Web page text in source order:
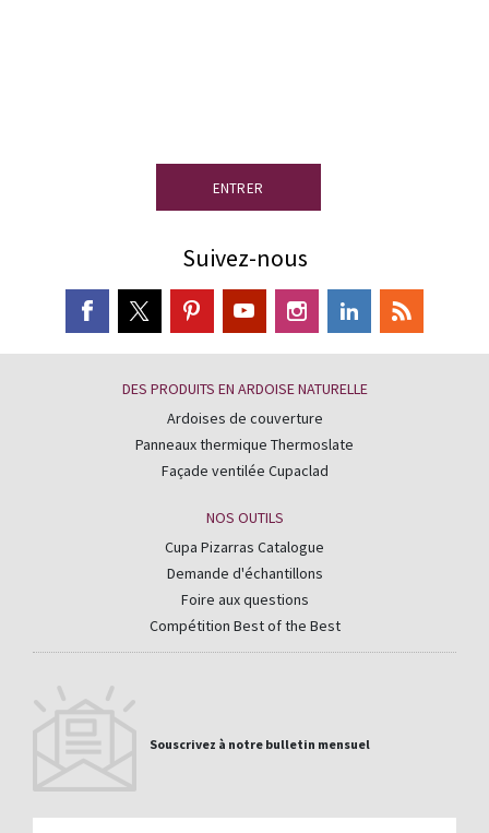
ENTRER
Suivez-nous
DES PRODUITS EN ARDOISE NATURELLE
Ardoises de couverture
Panneaux thermique Thermoslate
Façade ventilée Cupaclad
NOS OUTILS
Cupa Pizarras Catalogue
Demande d'échantillons
Foire aux questions
Compétition Best of the Best
Souscrivez à notre bulletin mensuel